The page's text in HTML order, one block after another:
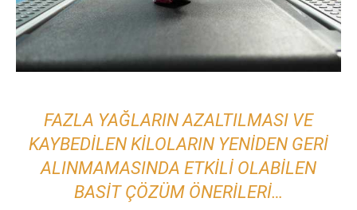
FAZLA YAĞLARIN AZALTILMASI VE
KAYBEDILEN KILOLARIN YENIDEN GERI
ALINMAMASINDA ETKILI OLABILEN
BASIT ÇÖZÜM ÖNERILERI…